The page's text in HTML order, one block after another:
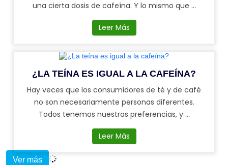
una cierta dosis de cafeína. Y lo mismo que ...
Leer Más
¿LA TEÍNA ES IGUAL A LA CAFEÍNA?
Hay veces que los consumidores de té y de café
no son necesariamente personas diferentes.
Todos tenemos nuestras preferencias, y ...
Leer Más
Ver más